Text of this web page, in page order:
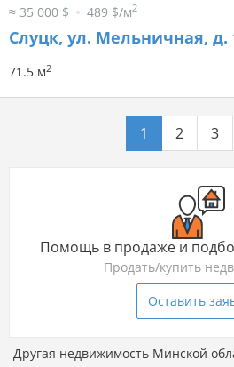
≈ 35 000 $ 489 $/м2
Слуцк, ул. Мельничная, д.
71.5 м2
1 2 3
Помощь в продаже и
Продать/купить
Оставить
Другая недвижимость Минской